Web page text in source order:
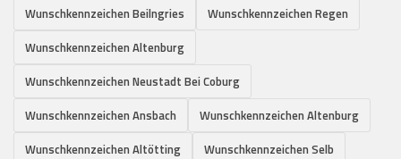
Wunschkennzeichen Beilngries
Wunschkennzeichen Regen
Wunschkennzeichen Altenburg
Wunschkennzeichen Neustadt Bei Coburg
Wunschkennzeichen Ansbach
Wunschkennzeichen Altenburg
Wunschkennzeichen Altötting
Wunschkennzeichen Selb